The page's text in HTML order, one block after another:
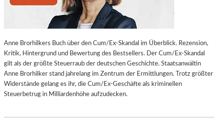
Anne Brorhilkers Buch über den Cum/Ex-Skandal im Überblick. Rezension,
Kritik, Hintergrund und Bewertung des Bestsellers. Der Cum/Ex-Skandal
gilt als der größte Steuerraub der deutschen Geschichte. Staatsanwältin
Anne Brorhilker stand jahrelang im Zentrum der Ermittlungen. Trotz größter
Widerstände gelang es ihr, die Cum/Ex-Geschäfte als kriminellen
Steuerbetrug in Milliardenhöhe aufzudecken.